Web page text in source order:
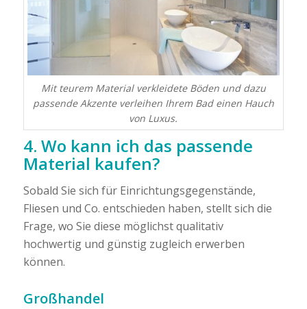
Mit teurem Material verkleidete Böden und dazu
passende Akzente verleihen Ihrem Bad einen Hauch
von Luxus.
4. Wo kann ich das passende
Material kaufen?
Sobald Sie sich für Einrichtungsgegenstände,
Fliesen und Co. entschieden haben, stellt sich die
Frage, wo Sie diese möglichst qualitativ
hochwertig und günstig zugleich erwerben
können.
Großhandel